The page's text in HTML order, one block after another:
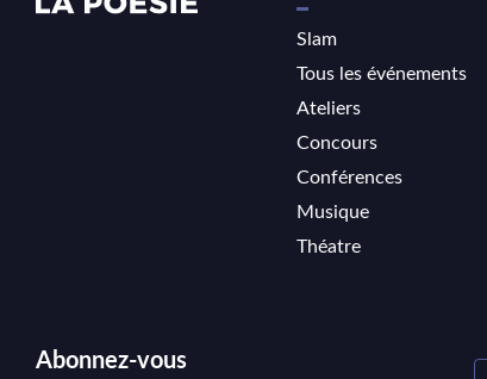
Slam
Tous les événements
Ateliers
Concours
Conférences
Musique
Théatre
Abonnez-vous